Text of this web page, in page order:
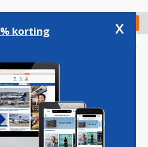
Check in
Vacatures
korting x